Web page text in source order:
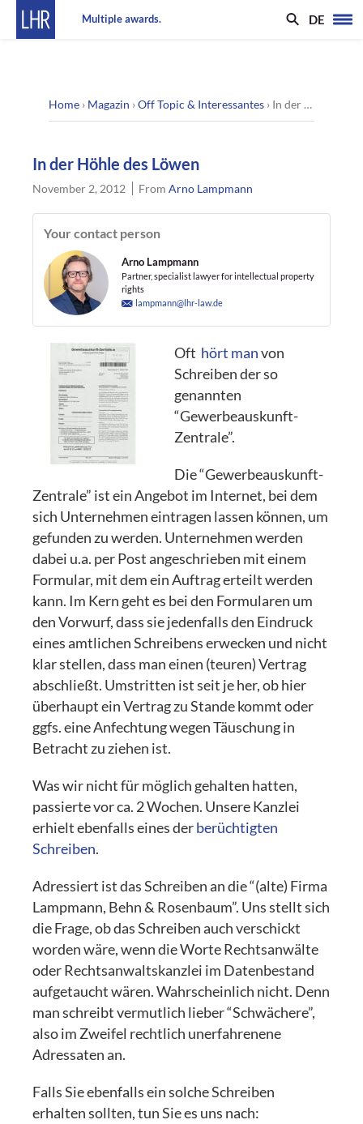
Multiple awards. DE
Home › Magazin ›Off Topic & Interessantes › In der Höhle des Löwen
In der Höhle des Löwen
November 2, 2012 FromArno Lampmann
Your contact person
Arno Lampmann
Partner, specialist lawyer for intellectual property
rights
lampmann@lhr-law.de
Oft hört manvon
Schreiben der so
genannten
“Gewerbeauskunft-
Zentrale”.
Die “Gewerbeauskunft-
Zentrale” ist ein Angebot im Internet, bei dem
sich Unternehmen eintragen lassen können, um
gefunden zu werden. Unternehmen werden
dabei u.a. per Post angeschrieben mit einem
Formular, mit dem ein Auftrag erteilt werden
kann. Im Kern geht es bei den Formularen um
den Vorwurf, dass sie jedenfalls den Eindruck
eines amtlichen Schreibens erwecken und nicht
klar stellen, dass man einen (teuren) Vertrag
abschließt. Umstritten ist seit je her, ob hier
überhaupt ein Vertrag zu Stande kommt oder
ggfs. eine Anfechtung wegen Täuschung in
Betracht zu ziehen ist.
Was wir nicht für möglich gehalten hatten,
passierte vor ca. 2 Wochen. Unsere Kanzlei
erhielt ebenfalls eines derberüchtigten
Schreiben.
Adressiert ist das Schreiben an die “(alte) Firma
Lampmann, Behn & Rosenbaum”. Uns stellt sich
die Frage, ob das Schreiben auch verschickt
worden wäre, wenn die Worte Rechtsanwälte
oder Rechtsanwaltskanzlei im Datenbestand
aufgetaucht wären. Wahrscheinlich nicht. Denn
man schreibt vermutlich lieber “Schwächere”,
also im Zweifel rechtlich unerfahrenene
Adressaten an.
Falls Sie ebenfalls ein solche Schreiben
erhalten sollten, tun Sie es uns nach: